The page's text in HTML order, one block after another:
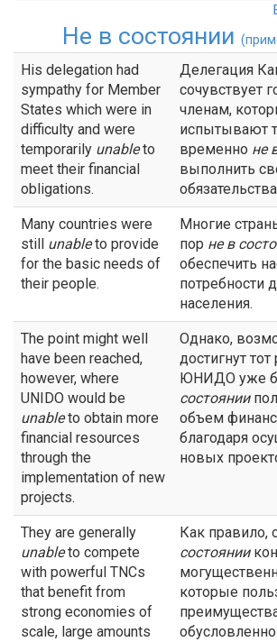
Не в состоянии
His delegation had
sympathy for Member
States which were in
difficulty and were
temporarily unableto
meet their financial
obligations.
Делегация
сочувствует
членам,
испытывают
временно не
выполнить
Many countries were
still unableto provide
for the basic needs of
their people.
Многие
пор не в
обеспечить
потребности
населения.
The point might well
have been reached,
however, where
UNIDO would be
unableto obtain more
financial resources
through the
implementation of new
projects.
Однако,
достигнут
ЮНИДО уже
состоянии
объем
благодаря
новых
They are generally
unableto compete
with powerful TNCs
that benefit from
strong economies of
scale, large amounts
Как правило,
состоянии
которые